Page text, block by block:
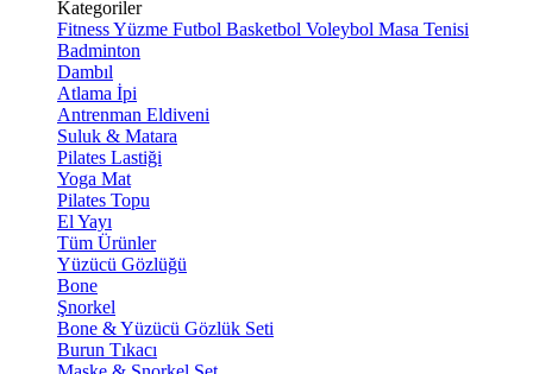
Kategoriler
FitnessYüzme Futbol Basketbol Voleybol Masa Tenisi
Badminton
Dambıl
Atlama İpi
Antrenman Eldiveni
Suluk & Matara
Pilates Lastiği
Yoga Mat
Pilates Topu
El Yayı
Tüm Ürünler
Yüzücü Gözlüğü
Bone
Şnorkel
Bone & Yüzücü Gözlük Seti
Burun Tıkacı